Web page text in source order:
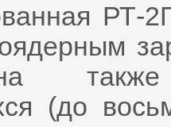
РТ-
(до